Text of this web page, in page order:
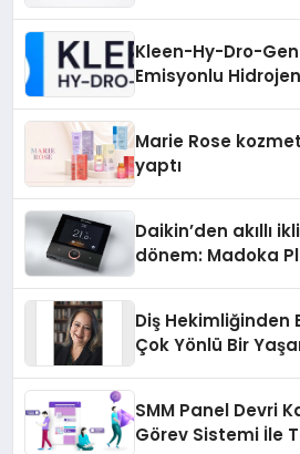
Kleen-Hy-Dro-Gen
Emisyonlu
Marie Rose
yaptı
Daikin’den akıllı
dönem: Madoka
Diş Hekimliğinden
Çok Yönlü Bir
SMM Panel Devri
Görev Sistemi İle